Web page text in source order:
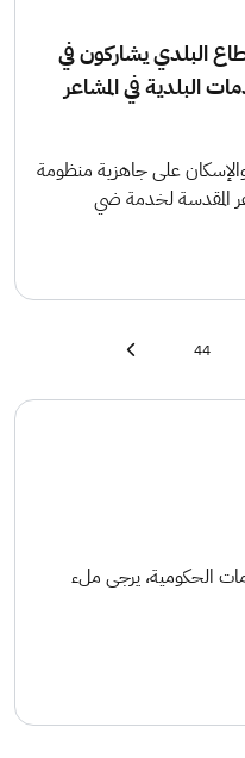
القطاع البلدي يشاركون في
مركزاً للخدمات البلدية في المشاعر
والإسكان على جاهزية منظومة
المقدسة لخدمة ضي
Current
Page
44
الحكومية، يرجى ملء